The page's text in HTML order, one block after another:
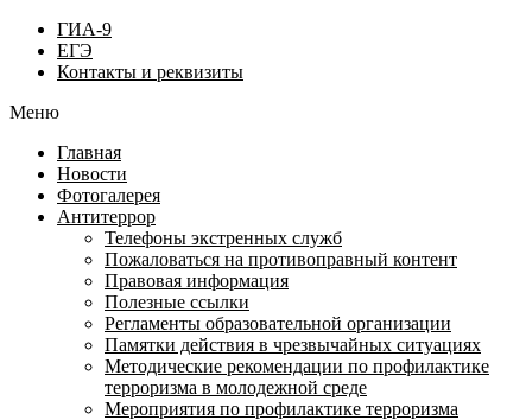
ГИА-9
ЕГЭ
Контакты и реквизиты
Меню
Главная
Новости
Фотогалерея
Антитеррор
Телефоны экстренных служб
Пожаловаться на противоправный контент
Правовая информация
Полезные ссылки
Регламенты образовательной организации
Памятки действия в чрезвычайных ситуациях
Методические рекомендации по профилактике
терроризма в молодежной среде
Мероприятия по профилактике терроризма